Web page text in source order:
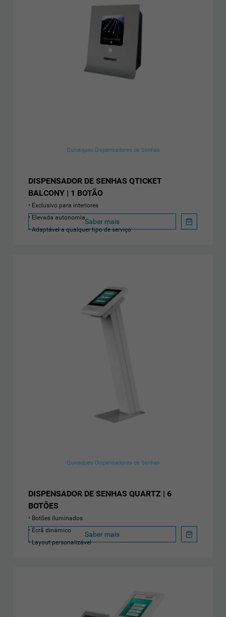
Quiosques Dispensadores de Senhas
DISPENSADOR DE SENHAS QTICKET
BALCONY | 1 BOTÃO
Exclusivo para interiores
Elevada autonomia
Adaptável a qualquer tipo de serviço
Saber mais
Quiosques Dispensadores de Senhas
DISPENSADOR DE SENHAS QUARTZ | 6
BOTÕES
Botões iluminados
Ecrã dinámico
Layout personalizável
Saber mais